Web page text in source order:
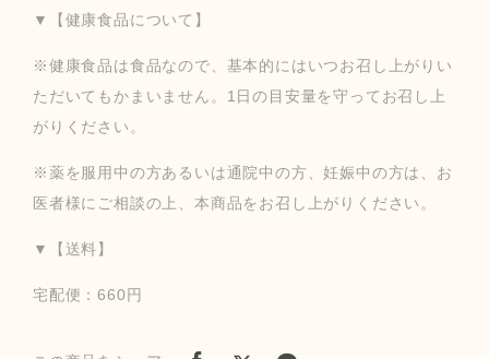
▼【健康食品について】
※健康食品は食品なので、基本的にはいつお召し上がりい
ただいてもかまいません。1日の目安量を守ってお召し上
がりください。
※薬を服用中の方あるいは通院中の方、妊娠中の方は、お
医者様にご相談の上、本商品をお召し上がりください。
▼【送料】
宅配便：660円